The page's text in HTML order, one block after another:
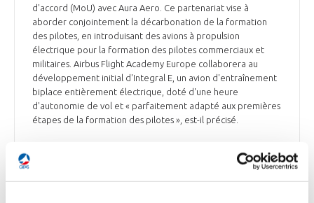
d'accord (MoU) avec Aura Aero. Ce partenariat vise à
aborder conjointement la décarbonation de la formation
des pilotes, en introduisant des avions à propulsion
électrique pour la formation des pilotes commerciaux et
militaires. Airbus Flight Academy Europe collaborera au
développement initial d'Integral E, un avion d'entraînement
biplace entièrement électrique, doté d'une heure
d'autonomie de vol et « parfaitement adapté aux premières
étapes de la formation des pilotes », est-il précisé.